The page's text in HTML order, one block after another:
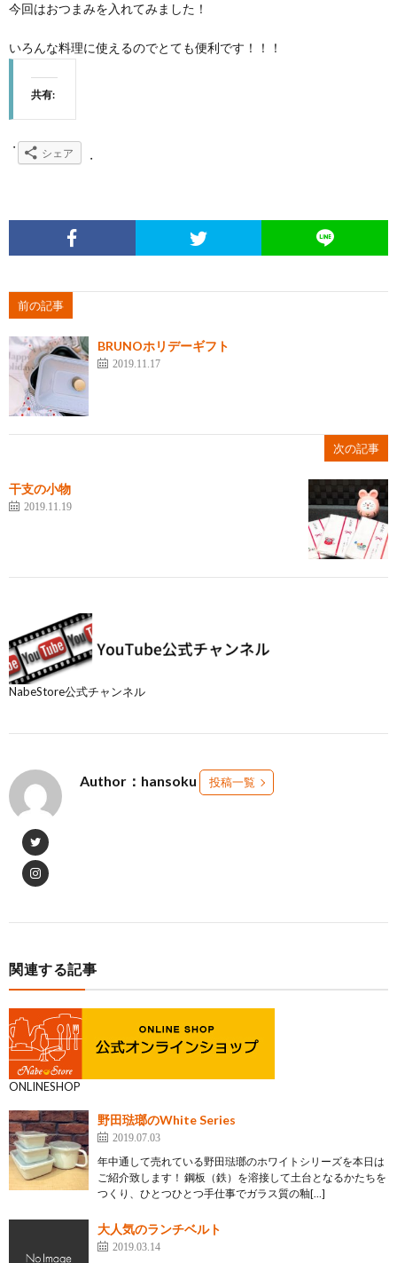
今回はおつまみを入れてみました！
いろんな料理に使えるのでとても便利です！！！
共有:
シェア
前の記事
BRUNOホリデーギフト
2019.11.17
次の記事
干支の小物
2019.11.19
NabeStore公式チャンネル
Author：hansoku 投稿一覧
関連する記事
ONLINESHOP
野田琺瑯のWhite Series
2019.07.03
年中通して売れている野田琺瑯のホワイトシリーズを本日は
ご紹介致します！ 鋼板（鉄）を溶接して土台となるかたちを
つくり、ひとつひとつ手仕事でガラス質の釉[…]
大人気のランチベルト
2019.03.14